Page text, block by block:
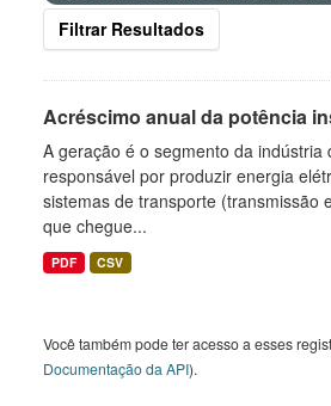
Filtrar Resultados
Acréscimo anual da potência
A geração é o segmento da indústria
responsável por produzir energia
sistemas de transporte (transmissão
que chegue...
PDF CSV
Você também pode ter acesso a esses
Documentação da API).